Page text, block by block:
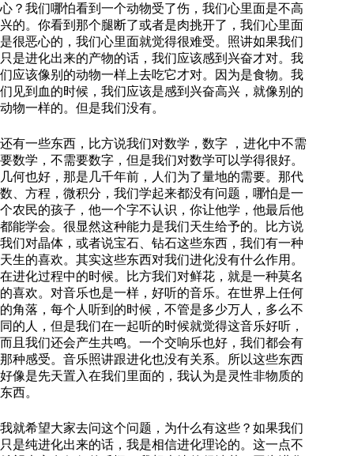
心？我们哪怕看到一个动物受了伤，我们心里面是不高
兴的。你看到那个腿断了或者是肉挑开了，我们心里面
是很恶心的，我们心里面就觉得很难受。照讲如果我们
只是进化出来的产物的话，我们应该感到兴奋才对。我
们应该像别的动物一样上去吃它才对。因为是食物。我
们见到血的时候，我们应该是感到兴奋高兴，就像别的
动物一样的。但是我们没有。
还有一些东西，比方说我们对数学，数字 ，进化中不需
要数学，不需要数字，但是我们对数学可以学得很好。
几何也好，那是几千年前，人们为了量地的需要。那代
数、方程，微积分，我们学起来都没有问题，哪怕是一
个农民的孩子，他一个字不认识，你让他学，他最后他
都能学会。很显然这种能力是我们天生给予的。比方说
我们对晶体，或者说宝石、钻石这些东西，我们有一种
天生的喜欢。其实这些东西对我们进化没有什么作用。
在进化过程中的时候。比方我们对鲜花，就是一种莫名
的喜欢。对音乐也是一样，好听的音乐。在世界上任何
的角落，每个人听到的时候，不管是多少万人，多么不
同的人，但是我们在一起听的时候就觉得这音乐好听，
而且我们还会产生共鸣。一个交响乐也好，我们都会有
那种感受。音乐照讲跟进化也没有关系。所以这些东西
好像是先天置入在我们里面的，我认为是灵性非物质的
东西。
我就希望大家去问这个问题，为什么有这些？如果我们
只是纯进化出来的话，我是相信进化理论的。这一点不